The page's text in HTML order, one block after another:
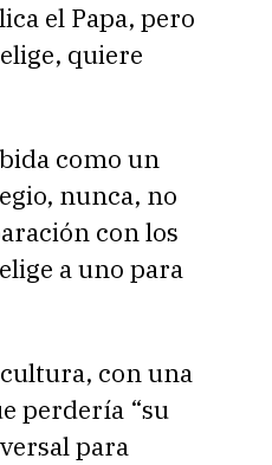
el Papa, pero
quiere
como un
nunca, no
con los
a uno para
con una
perdería “su
para